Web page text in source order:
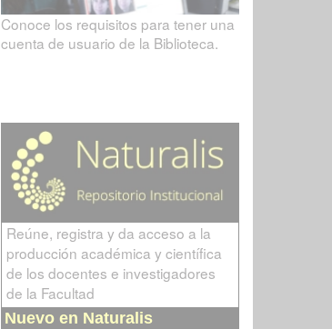
Conoce los requisitos para tener una
cuenta de usuario de la Biblioteca.
Reúne, registra y da acceso a la
producción académica y científica
de los docentes e investigadores
de la Facultad
Nuevo en Naturalis